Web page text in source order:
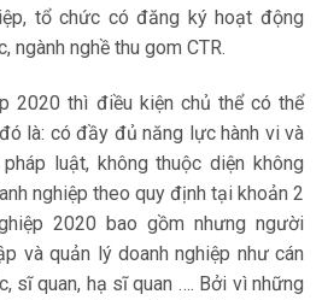
tổ chức có đăng ký hoạt động
ngành nghề thu gom CTR.
2020 thì điều kiện chủ thể có thể
là: có đầy đủ năng lực hành vi và
luật, không thuộc diện không
nghiệp theo quy định tại khoản 2
2020 bao gồm nhưng người
và quản lý doanh nghiệp như cán
sĩ quan, hạ sĩ quan …. Bởi vì những